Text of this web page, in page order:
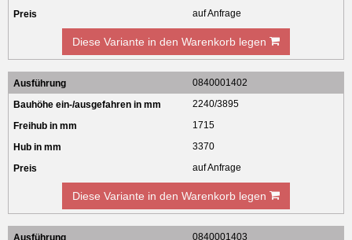
auf Anfrage
Diese Variante in den Warenkorb legen
0840001402
2240/3895
1715
3370
auf Anfrage
Diese Variante in den Warenkorb legen
0840001403